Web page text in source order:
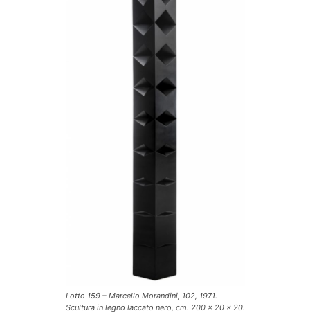
Lotto 159 – Marcello Morandini, 102, 1971.
Scultura in legno laccato nero, cm. 200 x 20 x 20.